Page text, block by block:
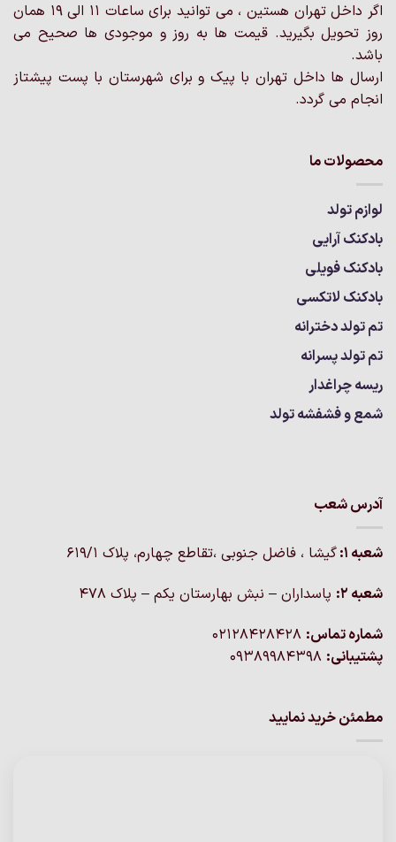
صفحه
محصول
شوند
اگر داخل تهران هستین ، می توانید برای ساعات 11 الی 19 همان
روز تحویل بگیرید. قیمت ها به روز و موجودی ها صحیح می
باشد.
ارسال ها داخل تهران با پیک و برای شهرستان با پست پیشتاز
انجام می گردد.
محصولات ما
لوازم تولد
بادکنک آرایی
بادکنک فویلی
بادکنک لاتکسی
تم تولد دخترانه
تم تولد پسرانه
ریسه چراغدار
شمع و فشفشه تولد
آدرس شعب
شعبه 1:
گيشا ، فاضل جنوبی ،تقاطع چهارم، پلاک 619/1
شعبه 2:
پاسداران – نبش بهارستان یکم – پلاک ۴۷۸
شماره تماس:
پشتیبانی:
مطمئن خرید نمایید